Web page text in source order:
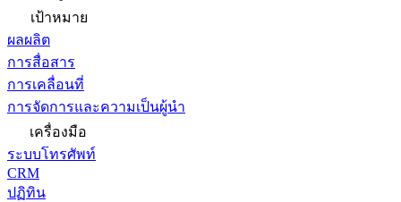
เป้าหมาย
ผลผลิต
การสื่อสาร
การเคลื่อนที่
การจัดการและความเป็นผู้นำ
เครื่องมือ
ระบบโทรศัพท์
CRM
ปฏิทิน